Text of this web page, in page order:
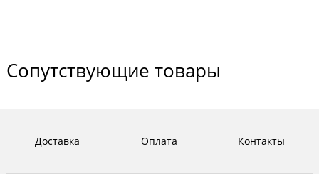
Сопутствующие товары
Доставка Оплата Контакты